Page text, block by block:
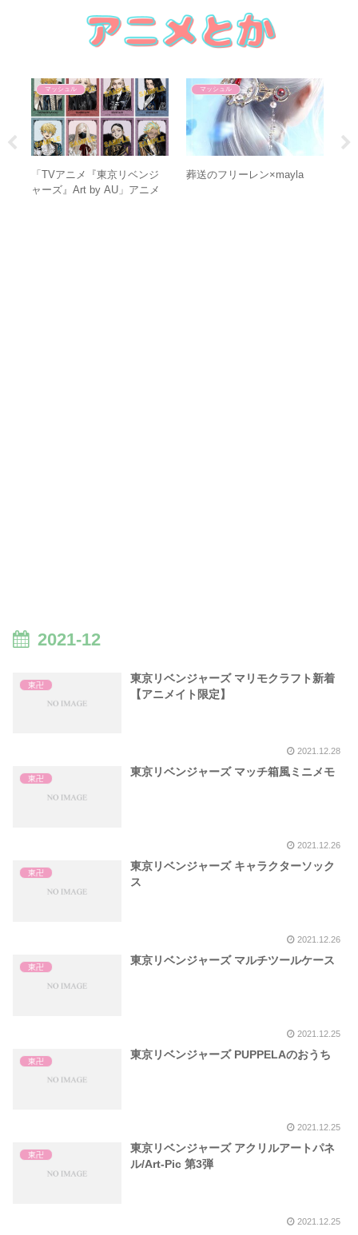
マッシュル
「TVアニメ『東京リベンジ
ャーズ』Art by AU」アニメ
マッシュル
葬送のフリーレン×mayla
2021-12
東卍
東京リベンジャーズ マリモクラフト新着
【アニメイト限定】
2021.12.28
東卍
東京リベンジャーズ マッチ箱風ミニメモ
2021.12.26
東卍
東京リベンジャーズ キャラクターソック
ス
2021.12.26
東卍
東京リベンジャーズ マルチツールケース
2021.12.25
東卍
東京リベンジャーズ PUPPELAのおうち
2021.12.25
東卍
東京リベンジャーズ アクリルアートパネ
ル/Art-Pic 第3弾
2021.12.25